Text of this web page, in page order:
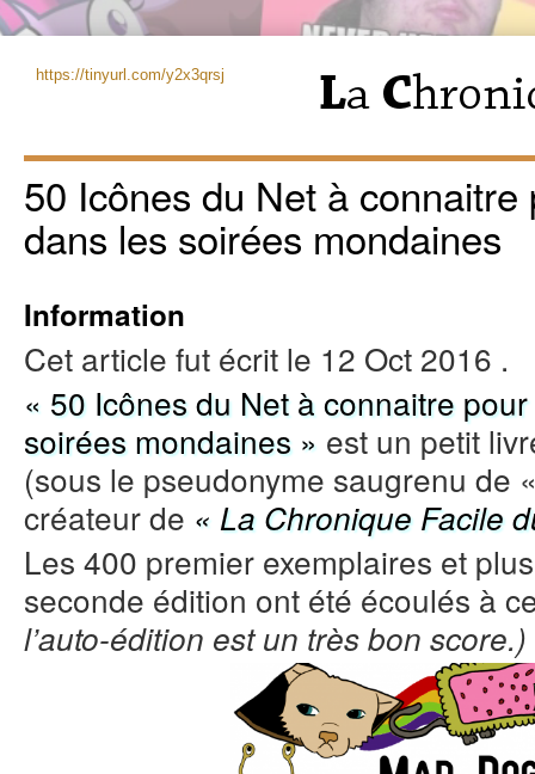
https://tinyurl.com/y2x3qrsj
50 Icônes du Net à
dans les soirées mondaines
Information
Cet article fut écrit le 12 Oct 2016 .
« 50 Icônes du Net à connaitre
soirées mondaines » est un petit
(sous le pseudonyme saugrenu de
créateur de « La Chronique Facile
Les 400 premier exemplaires et
seconde édition ont été écoulés à
l’auto-édition est un très bon score.)